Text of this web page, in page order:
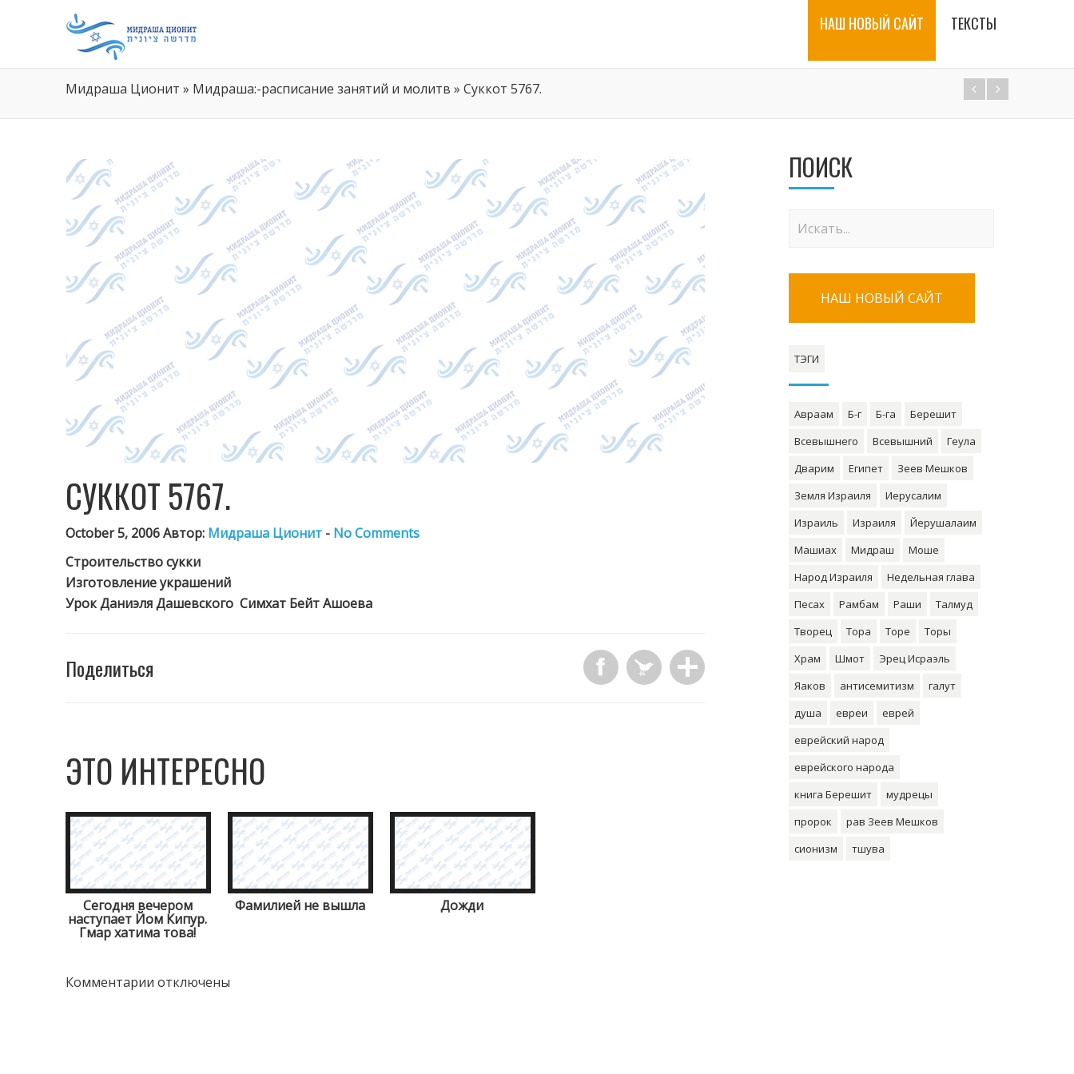
НАШ НОВЫЙ САЙТ ТЕКСТЫ
Мидраша Ционит » Мидраша:-расписание занятий и молитв » Суккот 5767.
СУККОТ 5767.
October 5, 2006 Автор: Мидраша Ционит - No Comments
Строительство сукки
Изготовление украшений
Урок Даниэля Дашевского Симхат Бейт Ашоева
Поделиться
ЭТО ИНТЕРЕСНО
Сегодня вечером
наступает Йом Кипур.
Гмар хатима това!
Фамилией не вышла Дожди
Комментарии отключены
ПОИСК
НАШ НОВЫЙ САЙТ
ТЭГИ
Авраам Б-г Б-га
Берешит
Всевышнего
Всевышний
Геула
Дварим
Египет
Зеев Мешков
Земля Израиля
Иерусалим
Израиль
Израиля
Йерушалаим
Машиах
Мидраш
Моше
Народ Израиля
Недельная глава
Песах
Рамбам Раши
Талмуд
Творец
Тора Торе
Торы
Храм
Шмот
Эрец Исраэль
Яаков
антисемитизм
галут
душа
евреи
еврей
еврейский народ
еврейского народа
книга Берешит
мудрецы
пророк
рав Зеев Мешков
сионизм
тшува